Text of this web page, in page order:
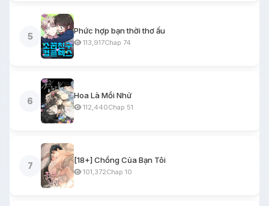
5
Phức hợp bạn thời thơ ấu
113,917Chap 74
6
Hoa Là Mồi Nhử
112,440Chap 51
7
[18+] Chồng Của Bạn Tôi
101,372Chap 10